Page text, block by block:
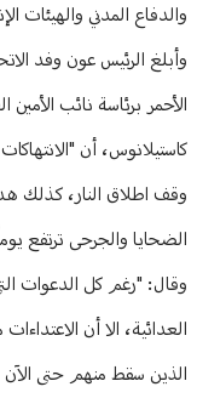
والدفاع المدني والهيئات
وأبلغ الرئيس عون وفد
الأحمر برئاسة نائب الأمين
كاستيلانوس، أن
وقف اطلاق النار، كذلك
الضحايا والجرحى ترتفع
وقال: "رغم كل الدعوات
العدائية، الا أن